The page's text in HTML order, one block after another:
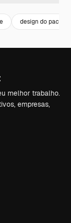
design do pacote
melhor trabalho.
empresas,